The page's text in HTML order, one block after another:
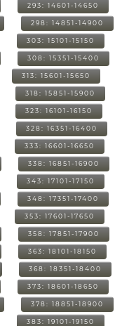
293: 14601-14650
298: 14851-14900
303: 15101-15150
308: 15351-15400
313: 15601-15650
318: 15851-15900
323: 16101-16150
328: 16351-16400
333: 16601-16650
338: 16851-16900
343: 17101-17150
348: 17351-17400
353: 17601-17650
358: 17851-17900
363: 18101-18150
368: 18351-18400
373: 18601-18650
378: 18851-18900
383: 19101-19150